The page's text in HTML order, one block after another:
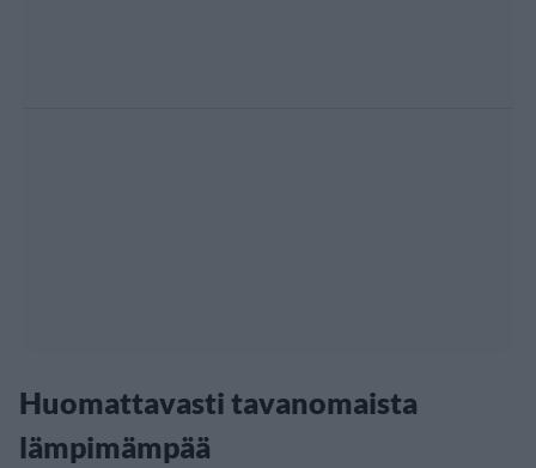
Huomattavasti tavanomaista
lämpimämpää